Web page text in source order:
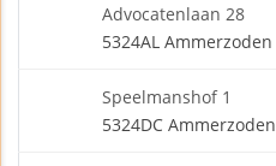
Advocatenlaan 28
5324AL Ammerzoden
Speelmanshof 1
5324DC Ammerzoden